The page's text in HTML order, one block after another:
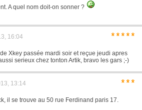
A quel nom doit-on sonner ?
16:04 *****
Xkey passée mardi soir et reçue jeudi apres
serieux chez tonton Artik, bravo les gars ;-)
13:14 ***
il se trouve au 50 rue Ferdinand paris 17.